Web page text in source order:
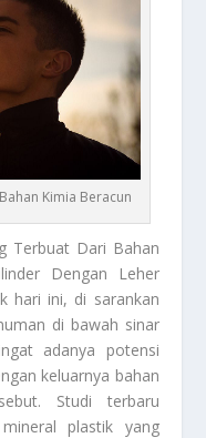
Kimia Beracun
Terbuat Dari Bahan
Dengan Leher
hari ini, di sarankan
di bawah sinar
adanya potensi
keluarnya bahan
Studi terbaru
plastik yang